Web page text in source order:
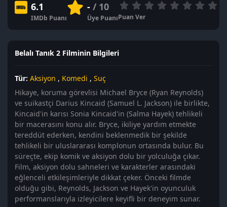
6.1
IMDb Puanı
-/ 10
Üye PuanıPuan Ver
Belalı Tanık 2 Filminin Bilgileri
Tür: Aksiyon , Komedi , Suç
Hikaye, koruma görevlisi Michael Bryce (Ryan Reynolds)
ve suikastçi Darius Kincaid (Samuel L. Jackson) ile birlikte,
Kincaid'in karısı Sonia Kincaid'in (Salma Hayek) tehlikeli
bir macerasını konu alır. Bryce, ikiliye yardım etmekte
tereddüt ederken, kendini beklenmedik bir şekilde
tehlikeli bir uluslararası komplonun ortasında bulur. Bu
süreçte, ekip komik ve aksiyon dolu bir yolculuğa çıkar.
Film, aksiyon dolu sahneleri ve karakterler arasındaki
eğlenceli etkileşimleriyle dikkat çeker. Önceki filmde
olduğu gibi, Reynolds, Jackson ve Hayek'in oyunculuk
performanslarıyla izleyicilere keyifli bir deneyim sunar.